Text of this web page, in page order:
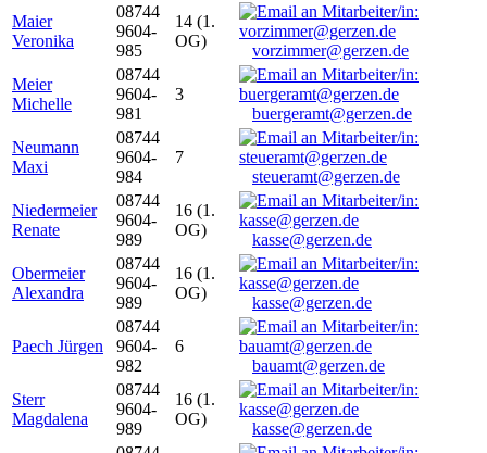
Maier
Veronika
08744
9604-
985
14 (1.
OG)
vorzimmer@gerzen.de
Meier
Michelle
08744
9604-
981
3
buergeramt@gerzen.de
Neumann
Maxi
08744
9604-
984
7
steueramt@gerzen.de
Niedermeier
Renate
08744
9604-
989
16 (1.
OG)
kasse@gerzen.de
Obermeier
Alexandra
08744
9604-
989
16 (1.
OG)
kasse@gerzen.de
Paech Jürgen
08744
9604-
982
6
bauamt@gerzen.de
Sterr
Magdalena
08744
9604-
989
16 (1.
OG)
kasse@gerzen.de